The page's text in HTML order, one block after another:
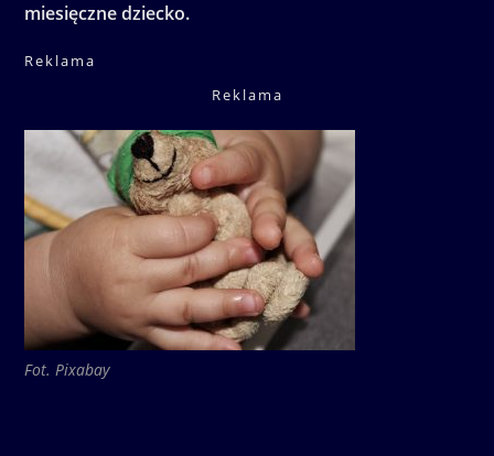
miesięczne dziecko.
Reklama
Reklama
Fot. Pixabay